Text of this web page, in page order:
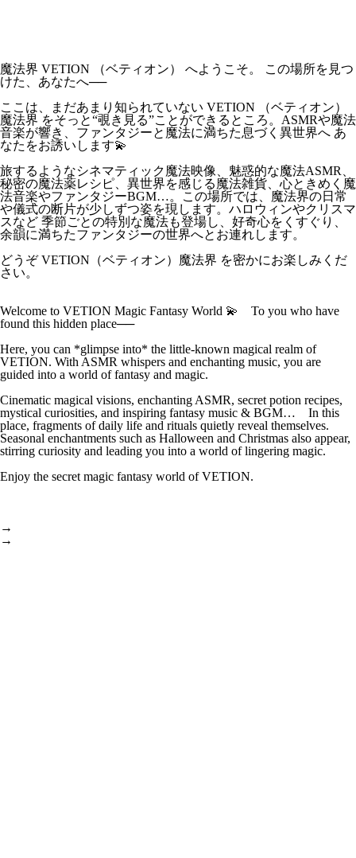
魔法界 VETION （ベティオン） へようこそ。 この場所を見つ
けた、あなたへ──
ここは、まだあまり知られていない VETION （ベティオン）
魔法界 をそっと“覗き見る”ことができるところ。ASMRや魔法
音楽が響き、ファンタジーと魔法に満ちた息づく異世界へ あ
なたをお誘いします💫
旅するようなシネマティック魔法映像、魅惑的な魔法ASMR、
秘密の魔法薬レシピ、異世界を感じる魔法雑貨、心ときめく魔
法音楽やファンタジーBGM…。この場所では、魔法界の日常
や儀式の断片が少しずつ姿を現します。ハロウィンやクリスマ
スなど 季節ごとの特別な魔法も登場し、好奇心をくすぐり、
余韻に満ちたファンタジーの世界へとお連れします。
どうぞ VETION（ベティオン）魔法界 を密かにお楽しみくだ
さい。
Welcome to VETION Magic Fantasy World 💫 To you who have
found this hidden place──
Here, you can *glimpse into* the little-known magical realm of
VETION. With ASMR whispers and enchanting music, you are
guided into a world of fantasy and magic.
Cinematic magical visions, enchanting ASMR, secret potion recipes,
mystical curiosities, and inspiring fantasy music & BGM… In this
place, fragments of daily life and rituals quietly reveal themselves.
Seasonal enchantments such as Halloween and Christmas also appear,
stirring curiosity and leading you into a world of lingering magic.
Enjoy the secret magic fantasy world of VETION.
→
→